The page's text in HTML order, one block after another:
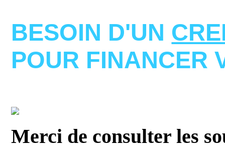
BESOIN D'UN
POUR FINANCER
Merci de consulter les